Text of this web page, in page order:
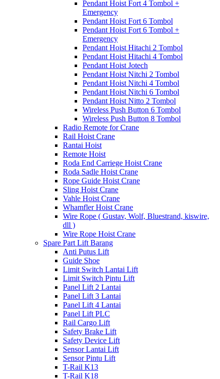
Pendant Hoist Fort 4 Tombol +
Emergency
Pendant Hoist Fort 6 Tombol
Pendant Hoist Fort 6 Tombol +
Emergency
Pendant Hoist Hitachi 2 Tombol
Pendant Hoist Hitachi 4 Tombol
Pendant Hoist Jotech
Pendant Hoist Nitchi 2 Tombol
Pendant Hoist Nitchi 4 Tombol
Pendant Hoist Nitchi 6 Tombol
Pendant Hoist Nitto 2 Tombol
Wireless Push Button 6 Tombol
Wireless Push Button 8 Tombol
Radio Remote for Crane
Rail Hoist Crane
Rantai Hoist
Remote Hoist
Roda End Carriege Hoist Crane
Roda Sadle Hoist Crane
Rope Guide Hoist Crane
Sling Hoist Crane
Vahle Hoist Crane
Whamfler Hoist Crane
Wire Rope ( Gustav, Wolf, Bluestrand, kiswire,
dll )
Wire Rope Hoist Crane
Spare Part Lift Barang
Anti Putus Lift
Guide Shoe
Limit Switch Lantai Lift
Limit Switch Pintu Lift
Panel Lift 2 Lantai
Panel Lift 3 Lantai
Panel Lift 4 Lantai
Panel Lift PLC
Rail Cargo Lift
Safety Brake Lift
Safety Device Lift
Sensor Lantai Lift
Sensor Pintu Lift
T-Rail K13
T-Rail K18